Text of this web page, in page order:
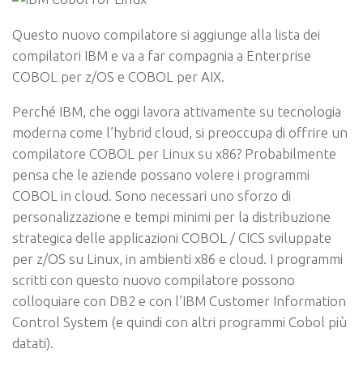
Questo nuovo compilatore si aggiunge alla lista dei
compilatori IBM e va a far compagnia a Enterprise
COBOL per z/OS e COBOL per AIX.
Perché IBM, che oggi lavora attivamente su tecnologia
moderna come l’hybrid cloud, si preoccupa di offrire un
compilatore COBOL per Linux su x86? Probabilmente
pensa che le aziende possano volere i programmi
COBOL in cloud. Sono necessari uno sforzo di
personalizzazione e tempi minimi per la distribuzione
strategica delle applicazioni COBOL / CICS sviluppate
per z/OS su Linux, in ambienti x86 e cloud. I programmi
scritti con questo nuovo compilatore possono
colloquiare con DB2 e con l’IBM Customer Information
Control System (e quindi con altri programmi Cobol più
datati).